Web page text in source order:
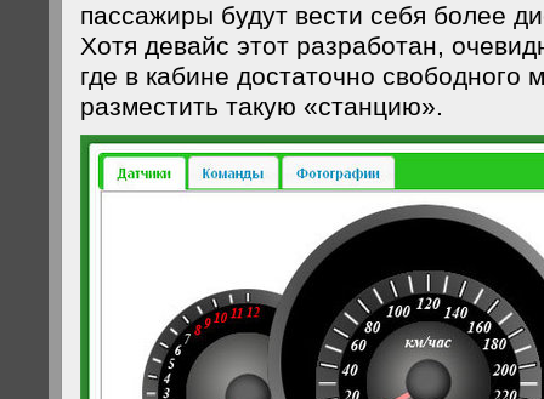
пассажиры будут вести себя более
Хотя девайс этот разработан,
где в кабине достаточно свободного
разместить такую «станцию».